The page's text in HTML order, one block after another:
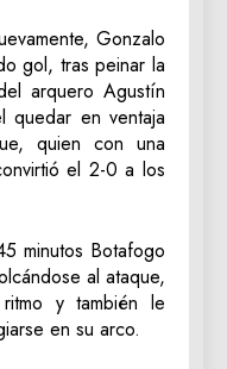
Gonzalo
gol, tras peinar la
arquero Agustín
quedar en ventaja
quien con una
el 2-0 a los
minutos Botafogo
al ataque,
y también le
en su arco.